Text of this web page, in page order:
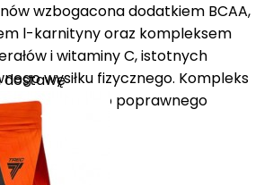
wzbogacona dodatkiem BCAA,
l-karnityny oraz kompleksem
i witaminy C, istotnych
wysiłku fizycznego. Kompleks
się do poprawnego
dostawę